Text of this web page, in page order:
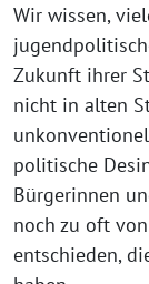
Wir wissen,
Zukunft ihrer
nicht in alten
politische
Bürgerinnen
noch zu oft
entschieden,